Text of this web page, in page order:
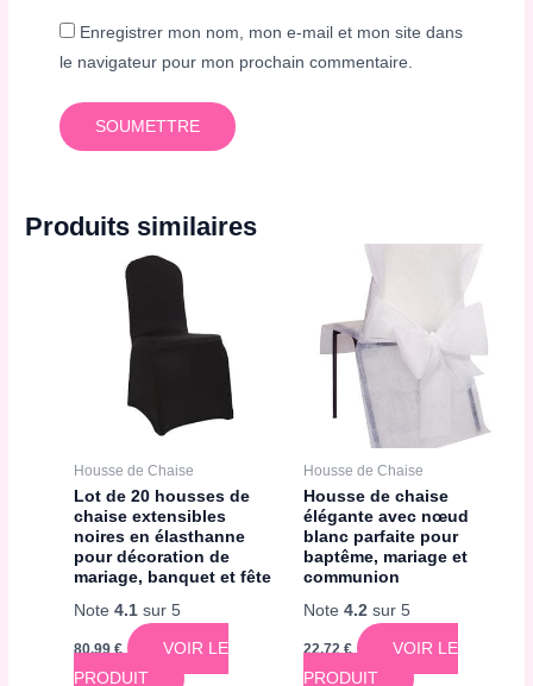
Enregistrer mon nom, mon e-mail et mon site dans
le navigateur pour mon prochain commentaire.
Produits similaires
Housse de Chaise
Lot de 20 housses de
chaise extensibles
noires en élasthanne
pour décoration de
mariage, banquet et fête
Note4.1 sur 5
80,99€
VOIR LE
PRODUIT
Housse de Chaise
Housse de chaise
élégante avec nœud
blanc parfaite pour
baptême, mariage et
communion
Note 4.2sur 5
22,72 €
VOIR LE
PRODUIT